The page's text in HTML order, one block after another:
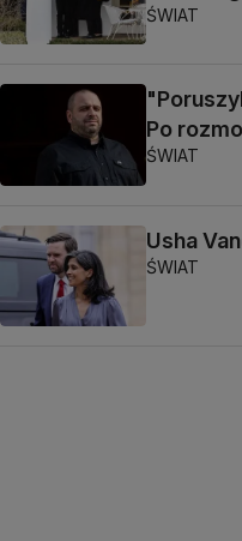
ŚWIAT
Po
ŚWIAT
Usha
ŚWIAT